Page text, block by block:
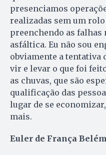
presenciamos
realizadas sem um
preenchendo as falhas
asfáltica. Eu não sou
obviamente a tentativa
vir e levar o que foi
as chuvas, que são
qualificação das
lugar de se
mais.
Euler de França